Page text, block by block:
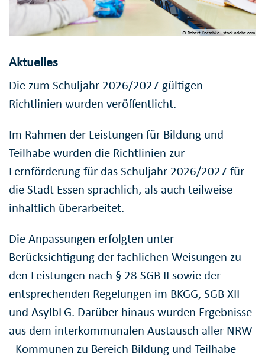
© Robert Kneschke - stock.adobe.com
Aktuelles
Die zum Schuljahr 2026/2027 gültigen
Richtlinien wurden veröffentlicht.
Im Rahmen der Leistungen für Bildung und
Teilhabe wurden die Richtlinien zur
Lernförderung für das Schuljahr 2026/2027 für
die Stadt Essen sprachlich, als auch teilweise
inhaltlich überarbeitet.
Die Anpassungen erfolgten unter
Berücksichtigung der fachlichen Weisungen zu
den Leistungen nach § 28 SGB II sowie der
entsprechenden Regelungen im BKGG, SGB XII
und AsylbLG. Darüber hinaus wurden Ergebnisse
aus dem interkommunalen Austausch aller NRW
- Kommunen zu Bereich Bildung und Teilhabe